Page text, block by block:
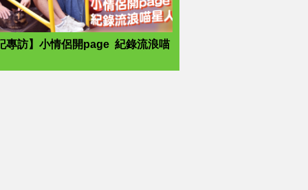
專訪】小情侶開page 紀錄流浪喵